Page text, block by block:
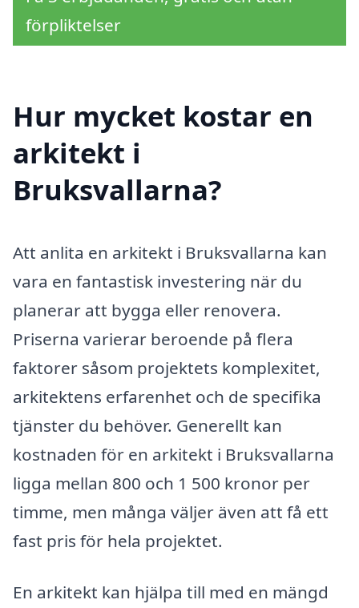
förpliktelser
Hur mycket kostar en
arkitekt i
Bruksvallarna?
Att anlita en arkitekt i Bruksvallarna kan
vara en fantastisk investering när du
planerar att bygga eller renovera.
Priserna varierar beroende på flera
faktorer såsom projektets komplexitet,
arkitektens erfarenhet och de specifika
tjänster du behöver. Generellt kan
kostnaden för en arkitekt i Bruksvallarna
ligga mellan 800 och 1 500 kronor per
timme, men många väljer även att få ett
fast pris för hela projektet.
En arkitekt kan hjälpa till med en mängd